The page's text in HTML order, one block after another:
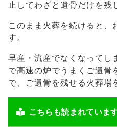
止してわざと遺骨だけを残
このまま火葬を続けると、
す。
早産・流産でなくなってし
で高速の炉でうまくご遺骨
で、ご遺骨を残せる火葬場
こちらも読まれていま